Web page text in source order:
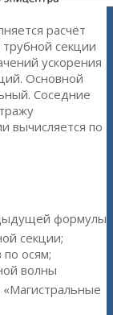
расчёт
секции
ускорения
Основной
Соседние
вычисляется по
формулы
секции;
осям;
волны